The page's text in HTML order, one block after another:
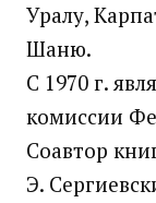
Уралу,
Шаню.
С 1970 г.
комиссии
Соавтор
Э.